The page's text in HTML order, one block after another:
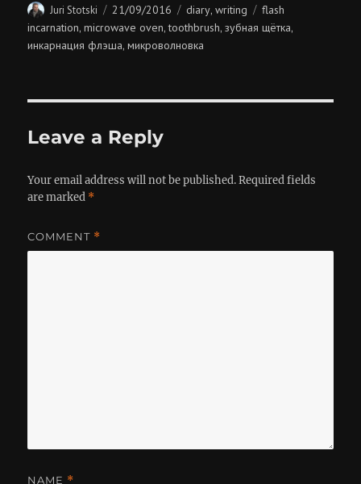
Author
Juri Stotski
Posted
on
21/09/2016 Categories
diary,writing Tags
flash
incarnation,microwave oven,toothbrush,зубная щётка,
инкарнация флэша,микроволновка
Leave a Reply
Your email address will not be published. Required fields
are marked *
COMMENT *
NAME *